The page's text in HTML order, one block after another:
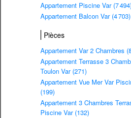
Appartement Piscine Var (7
Appartement Balcon Var (4 703)
Pièces
Appartement Var 2 Chambres
Appartement Terrasse 3
Toulon Var (271)
Appartement Vue Mer Var
(199)
Appartement 3 Chambres
Piscine Var (132)